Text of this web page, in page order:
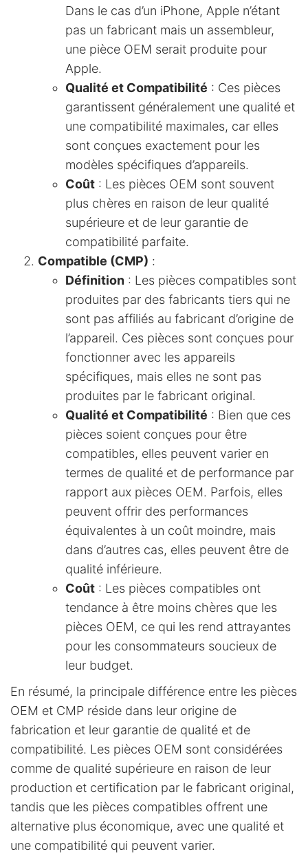
Dans le cas d’un iPhone, Apple n’étant
pas un fabricant mais un assembleur,
une pièce OEM serait produite pour
Apple.
Qualité et Compatibilité : Ces pièces
garantissent généralement une qualité et
une compatibilité maximales, car elles
sont conçues exactement pour les
modèles spécifiques d’appareils.
Coût : Les pièces OEM sont souvent
plus chères en raison de leur qualité
supérieure et de leur garantie de
compatibilité parfaite.
Compatible (CMP) :
Définition : Les pièces compatibles sont
produites par des fabricants tiers qui ne
sont pas affiliés au fabricant d’origine de
l’appareil. Ces pièces sont conçues pour
fonctionner avec les appareils
spécifiques, mais elles ne sont pas
produites par le fabricant original.
Qualité et Compatibilité : Bien que ces
pièces soient conçues pour être
compatibles, elles peuvent varier en
termes de qualité et de performance par
rapport aux pièces OEM. Parfois, elles
peuvent offrir des performances
équivalentes à un coût moindre, mais
dans d’autres cas, elles peuvent être de
qualité inférieure.
Coût : Les pièces compatibles ont
tendance à être moins chères que les
pièces OEM, ce qui les rend attrayantes
pour les consommateurs soucieux de
leur budget.
En résumé, la principale différence entre les pièces
OEM et CMP réside dans leur origine de
fabrication et leur garantie de qualité et de
compatibilité. Les pièces OEM sont considérées
comme de qualité supérieure en raison de leur
production et certification par le fabricant original,
tandis que les pièces compatibles offrent une
alternative plus économique, avec une qualité et
une compatibilité qui peuvent varier.